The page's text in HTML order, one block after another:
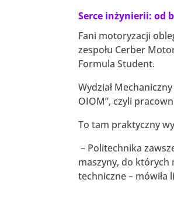
Serce inżynierii: od
Fani motoryzacji
zespołu Cerber
Formula Student.
Wydział
OIOM”, czyli
To tam praktyczny
– Politechnika
maszyny, do których
techniczne – mówiła